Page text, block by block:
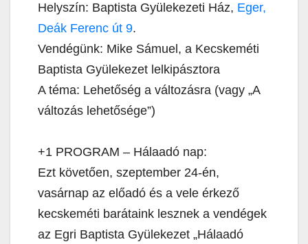
Helyszín: Baptista Gyülekezeti Ház, Eger,
Deák Ferenc út 9.
Vendégünk: Mike Sámuel, a Kecskeméti
Baptista Gyülekezet lelkipásztora
A téma: Lehetőség a változásra (vagy „A
változás lehetősége”)
+1 PROGRAM – Hálaadó nap:
Ezt követően, szeptember 24-én,
vasárnap az előadó és a vele érkező
kecskeméti barátaink lesznek a vendégek
az Egri Baptista Gyülekezet „Hálaadó